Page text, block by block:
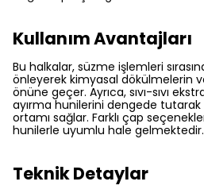
Kullanım Avantajları
Bu halkalar, süzme işlemleri
önleyerek kimyasal dökülmelerin
önüne geçer. Ayrıca, sıvı-sıvı
ayırma hunilerini dengede tutarak
ortamı sağlar. Farklı çap
hunilerle uyumlu hale gelmektedir.
Teknik Detaylar